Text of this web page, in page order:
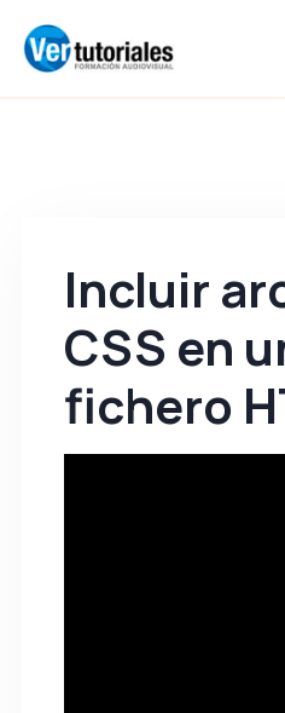
Incluir
CSS en
fichero